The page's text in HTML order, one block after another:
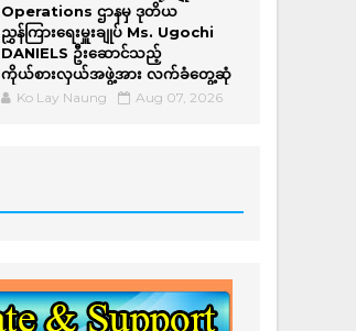
Operations ဌာနမှ ဒုတိယ
ညွှန်ကြားရေးမှူးချုပ် Ms. Ugochi
DANIELS ဦးဆောင်သည့်
ကိုယ်စားလှယ်အဖွဲ့အား လက်ခံတွေ့ဆုံ
Ko Lay Naung Aug 07, 2026